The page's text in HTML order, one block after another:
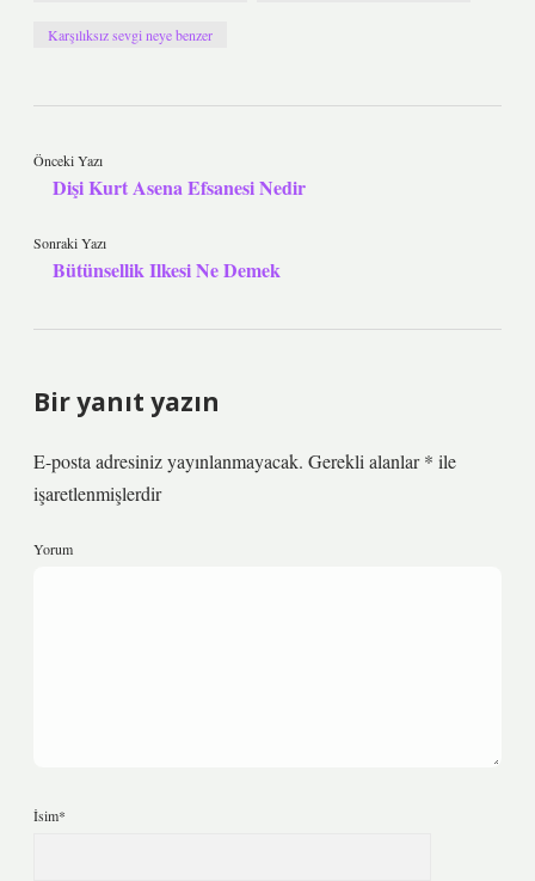
Karşılıksız sevgi neye benzer
Önceki Yazı
Dişi Kurt Asena Efsanesi Nedir
Sonraki Yazı
Bütünsellik Ilkesi Ne Demek
Bir yanıt yazın
E-posta adresiniz yayınlanmayacak. Gerekli alanlar* ile
işaretlenmişlerdir
Yorum
İsim*